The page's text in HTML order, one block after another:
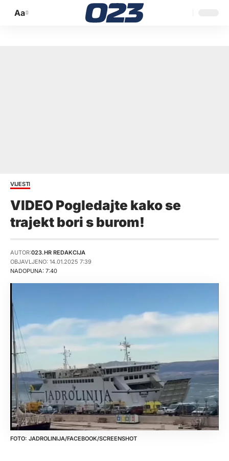
Promijeni
Aa
VIJESTI
VIDEO Pogledajte kako se
trajekt bori s burom!
NADOPUNA: 7:40
AUTOR:023.HR REDAKCIJA
OBJAVLJENO: 14.01.2025 7:39
JADROLINIJA/FACEBOOK/SCREENSHOT